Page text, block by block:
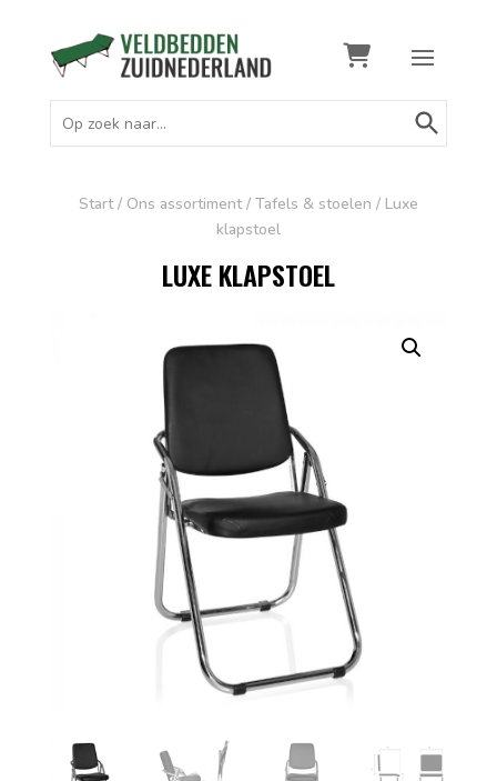
Zoek
naar:
Zoekknop
Start/ Ons assortiment/ Tafels & stoelen / Luxe
klapstoel
LUXE KLAPSTOEL